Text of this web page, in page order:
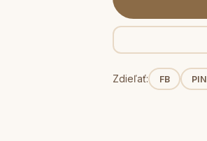
Zdieľať: FB PIN